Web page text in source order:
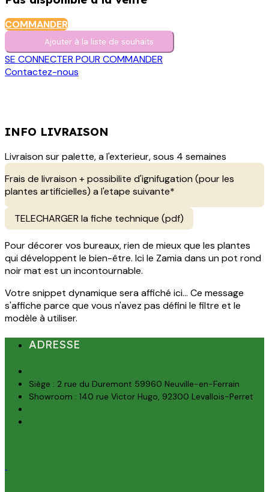
COMMANDER
Ajouter à la liste de s​o​uh​aits
SE CONNECTER POUR COMMANDER
Contactez-nous
INFO LIVRAISON
Livraison sur palette, a l'exterieur, sous 4 semaines
Frais de livraison + possibilite d'ignifugation (pour les
plantes artificielles) a l'etape suivante*
TELECHARGER la fiche technique (pdf)
Pour décorer vos bureaux, rien de mieux que les plantes
qui développent le bien-être. Ici le Zamia dans un pot rond
noir mat est un incontournable.
Votre snippet dynamique sera affiché ici... Ce message
s'affiche parce que vous n'avez pas défini le filtre et le
modèle à utiliser.
ADRESSE
Siège : 2 rue du Duremont 59960 Neuville-en-Ferrain
Showroom : 140 rue Victor Hugo, 92300 Levallois-Perret